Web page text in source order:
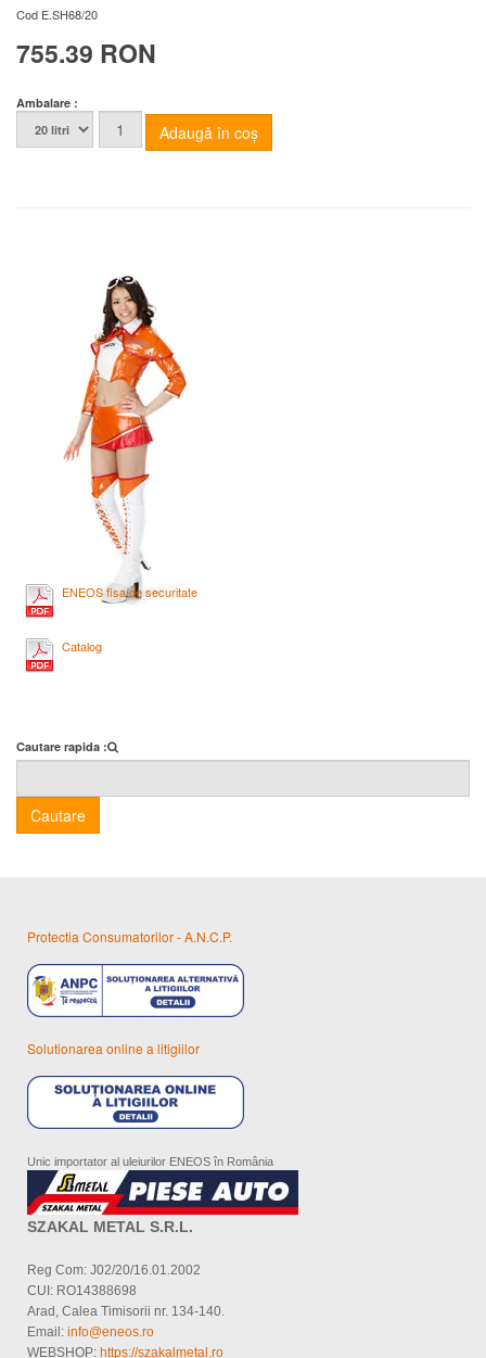
Cod E.SH68/20
755.39 RON
Ambalare :
ENEOS fisa de securitate
Catalog
Cautare rapida :
Cautare
Protectia Consumatorilor - A.N.C.P.
Solutionarea online a litigiilor
Unic importator al uleiurilor ENEOS în România
SZAKAL METAL S.R.L.
Reg Com: J02/20/16.01.2002
CUI: RO14388698
Arad, Calea Timisorii nr. 134-140.
Email: info@eneos.ro
WEBSHOP: https://szakalmetal.ro